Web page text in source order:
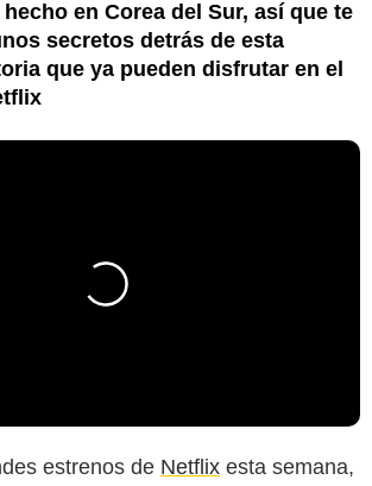
en Corea del Sur, así que te
secretos detrás de esta
que ya pueden disfrutar en el
estrenos de Netflix esta semana,